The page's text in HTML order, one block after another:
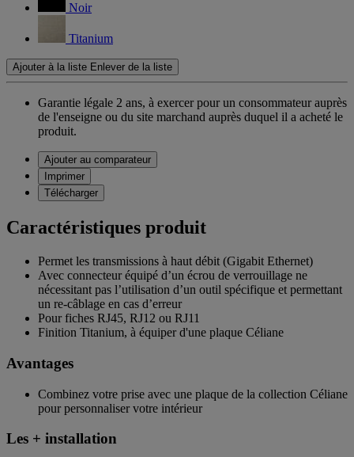
Noir
Titanium
Ajouter à la liste Enlever de la liste
Garantie légale 2 ans, à exercer pour un consommateur auprès
de l'enseigne ou du site marchand auprès duquel il a acheté le
produit.
Ajouter au comparateur
Imprimer
Télécharger
Caractéristiques produit
Permet les transmissions à haut débit (Gigabit Ethernet)
Avec connecteur équipé d’un écrou de verrouillage ne
nécessitant pas l’utilisation d’un outil spécifique et permettant
un re-câblage en cas d’erreur
Pour fiches RJ45, RJ12 ou RJ11
Finition Titanium, à équiper d'une plaque Céliane
Avantages
Combinez votre prise avec une plaque de la collection Céliane
pour personnaliser votre intérieur
Les + installation